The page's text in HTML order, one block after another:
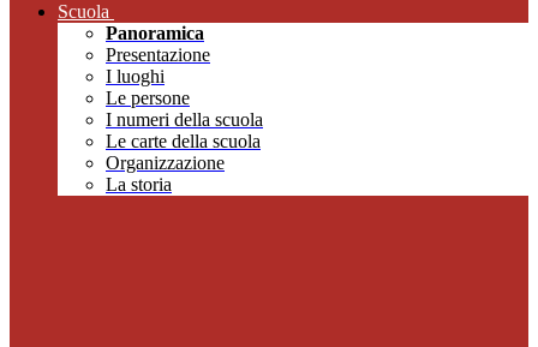
Scuola
Panoramica
Presentazione
I luoghi
Le persone
I numeri della scuola
Le carte della scuola
Organizzazione
La storia